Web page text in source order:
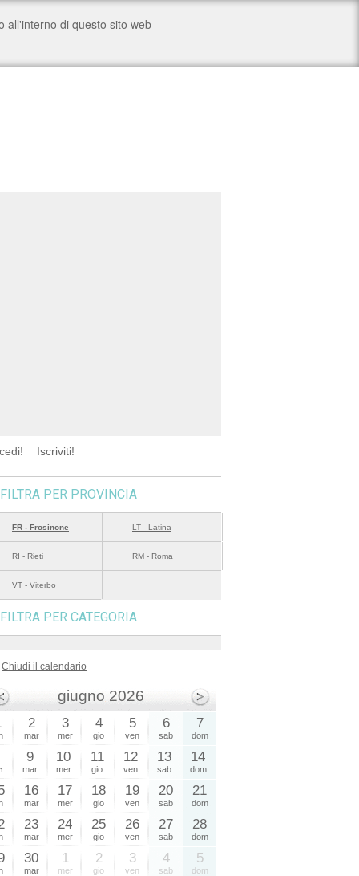
Iscriviti!
FILTRA PER PROVINCIA
FR - Frosinone LT - Latina
RI - Rieti RM - Roma
VT - Viterbo
FILTRA PER CATEGORIA
Chiudi il calendario
giugno 2026
2
mar
3
mer
4
gio
5
ven
6
sab
7
dom
9
mar
10
mer
11
gio
12
ven
13
sab
14
dom
16
mar
17
mer
18
gio
19
ven
20
sab
21
dom
23
mar
24
mer
25
gio
26
ven
27
sab
28
dom
30
mar
1
mer
2
gio
3
ven
4
sab
5
dom